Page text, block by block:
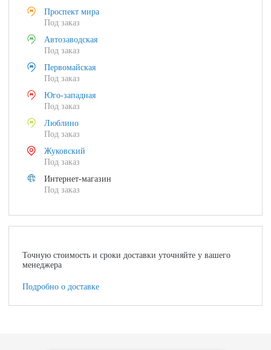
Проспект мира
Под заказ
Автозаводская
Под заказ
Первомайская
Под заказ
Юго-западная
Под заказ
Люблино
Под заказ
Жуковский
Под заказ
Интернет-магазин
Под заказ
Точную стоимость и сроки доставки уточняйте у вашего
менеджера
Подробно о доставке